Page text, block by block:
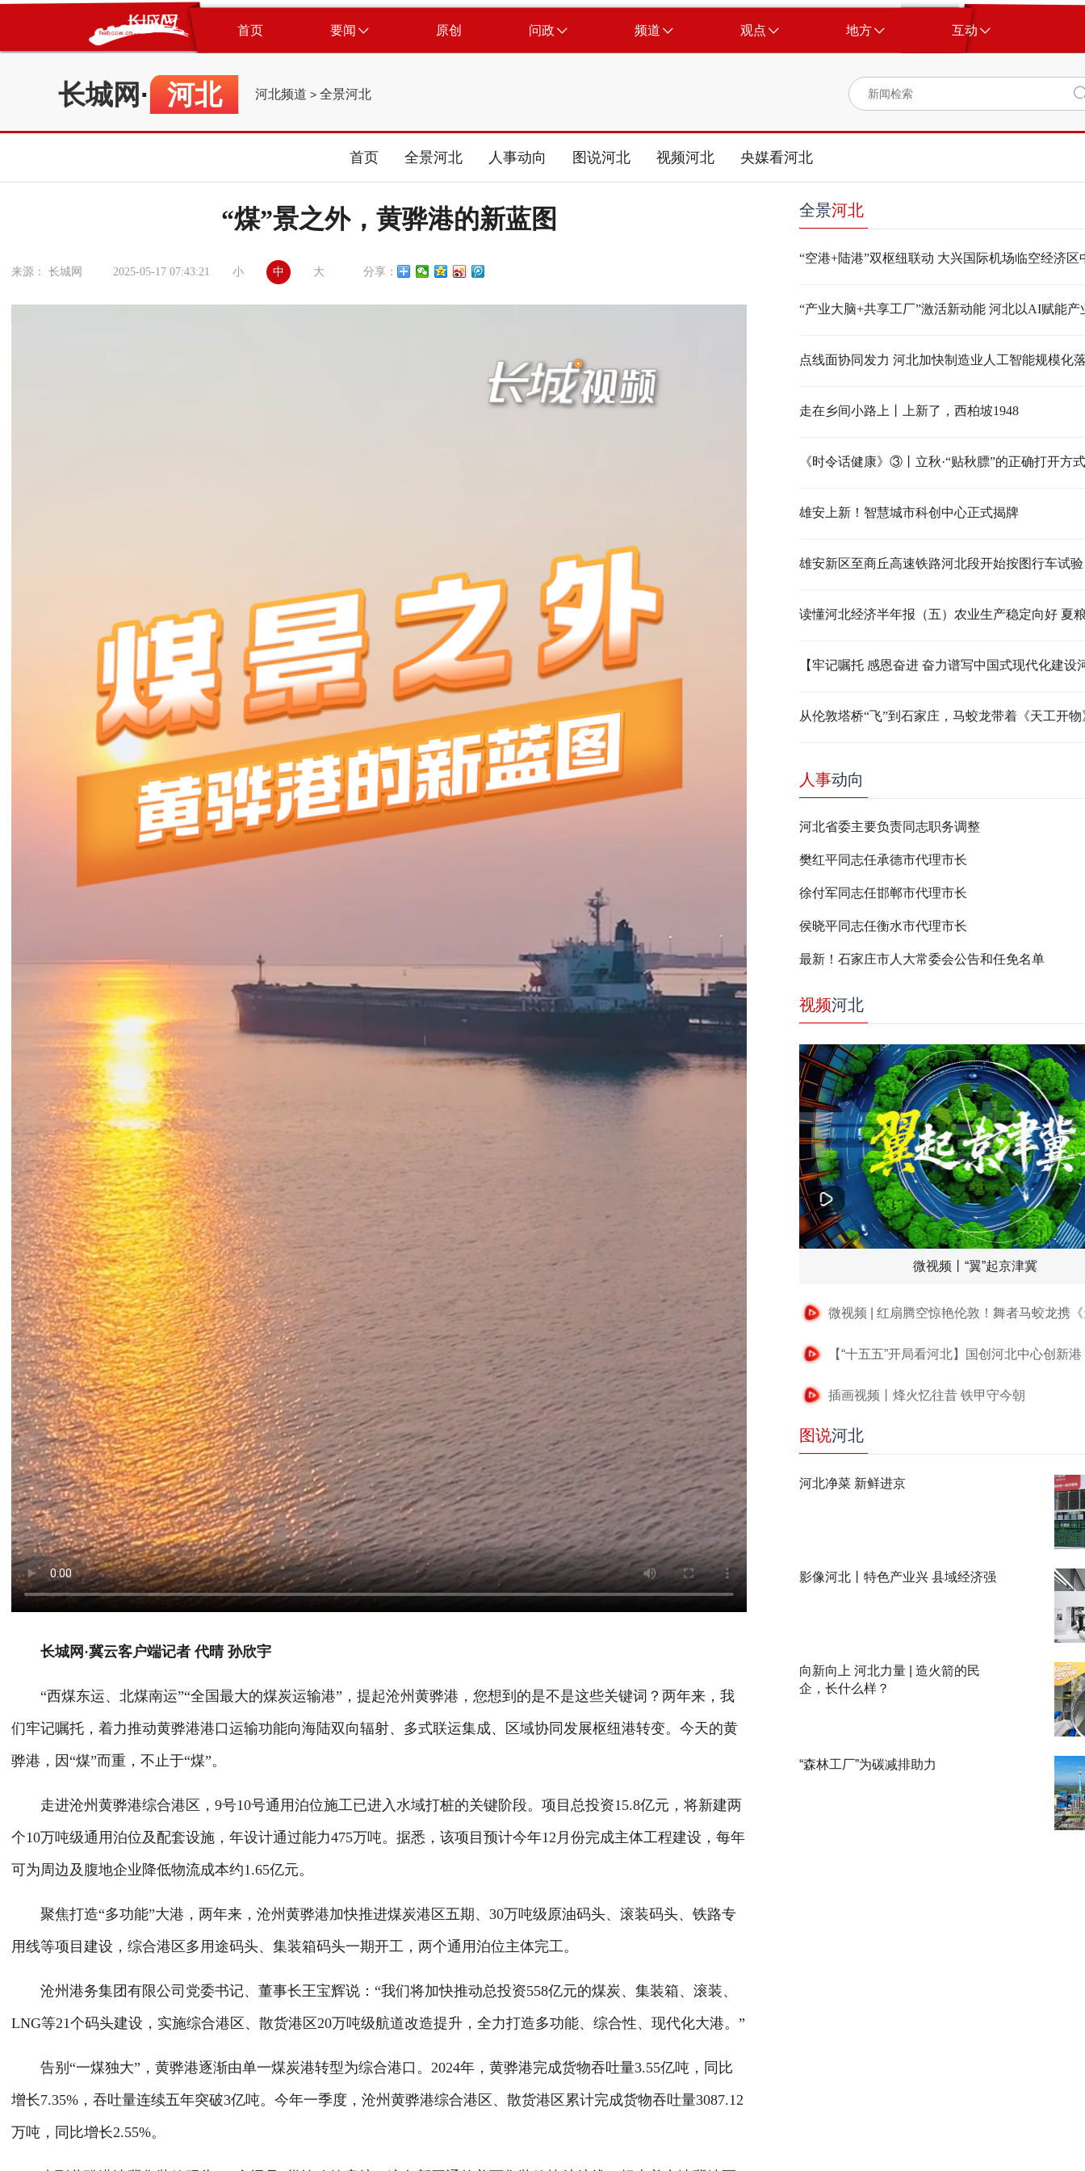
首页 要闻 原创 问政 频道 观点 地方 互动
长城网 · 河北 河北频道 > 全景河北
首页 全景河北 人事动向 图说河北 视频河北 央媒看河北
“煤”景之外，黄骅港的新蓝图
来源： 长城网 2025-05-17 07:43:21 小 中 大 分享：
长城网·冀云客户端记者 代晴 孙欣宇
“西煤东运、北煤南运”“全国最大的煤炭运输港”，提起沧州黄骅港，您想到的是不是这些关键词？两年来，我
们牢记嘱托，着力推动黄骅港港口运输功能向海陆双向辐射、多式联运集成、区域协同发展枢纽港转变。今天的黄
骅港，因“煤”而重，不止于“煤”。
走进沧州黄骅港综合港区，9号10号通用泊位施工已进入水域打桩的关键阶段。项目总投资15.8亿元，将新建两
个10万吨级通用泊位及配套设施，年设计通过能力475万吨。据悉，该项目预计今年12月份完成主体工程建设，每年
可为周边及腹地企业降低物流成本约1.65亿元。
聚焦打造“多功能”大港，两年来，沧州黄骅港加快推进煤炭港区五期、30万吨级原油码头、滚装码头、铁路专
用线等项目建设，综合港区多用途码头、集装箱码头一期开工，两个通用泊位主体完工。
沧州港务集团有限公司党委书记、董事长王宝辉说：“我们将加快推动总投资558亿元的煤炭、集装箱、滚装、
LNG等21个码头建设，实施综合港区、散货港区20万吨级航道改造提升，全力打造多功能、综合性、现代化大港。”
告别“一煤独大”，黄骅港逐渐由单一煤炭港转型为综合港口。2024年，黄骅港完成货物吞吐量3.55亿吨，同比
增长7.35%，吞吐量连续五年突破3亿吨。今年一季度，沧州黄骅港综合港区、散货港区累计完成货物吞吐量3087.12
万吨，同比增长2.55%。
全景河北
点线面协同发力 河北加快制造业人工智能规模化
走在乡间小路上丨上新了，西柏坡1948
《时令话健康》③丨立秋·“贴秋膘”的正确打开方式
雄安上新！智慧城市科创中心正式揭牌
雄安新区至商丘高速铁路河北段开始按图行车试验
从伦敦塔桥“飞”到石家庄，马蛟龙带着《天工开
人事动向
河北省委主要负责同志职务调整
樊红平同志任承德市代理市长
徐付军同志任邯郸市代理市长
侯晓平同志任衡水市代理市长
最新！石家庄市人大常委会公告和任免名单
视频河北
微视频丨“翼”起京津冀
插画视频丨烽火忆往昔 铁甲守今朝
图说河北
河北净菜 新鲜进京
影像河北丨特色产业兴 县域经济强
向新向上 河北力量 | 造火箭的民
企，长什么样？
“森林工厂”为碳减排助力